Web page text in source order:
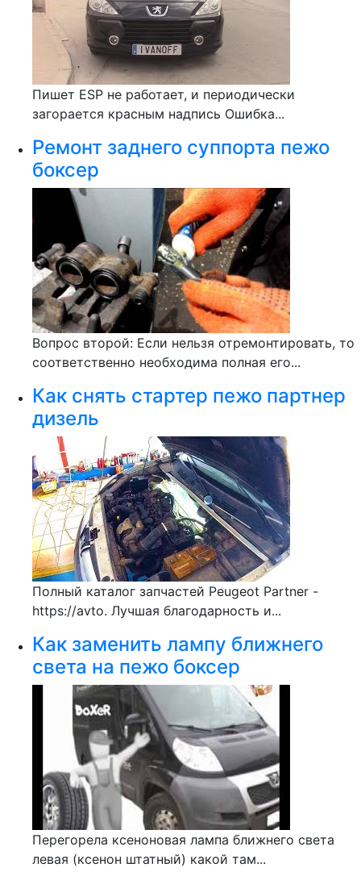
Пишет ESP не работает, и периодически
загорается красным надпись Ошибка...
Ремонт заднего суппорта пежо
боксер
Вопрос второй: Если нельзя отремонтировать, то
соответственно необходима полная его...
Как снять стартер пежо партнер
дизель
Полный каталог запчастей Peugeot Partner -
https://avto. Лучшая благодарность и...
Как заменить лампу ближнего
света на пежо боксер
Перегорела ксеноновая лампа ближнего света
левая (ксенон штатный) какой там...